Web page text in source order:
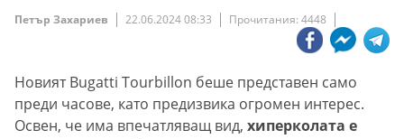
Петър Захариев 22.06.2024 08:33 Прочитания: 4448
Новият Bugatti Tourbillon беше представен само
преди часове, като предизвика огромен интерес.
Освен, че има впечатляващ вид, хиперколата е